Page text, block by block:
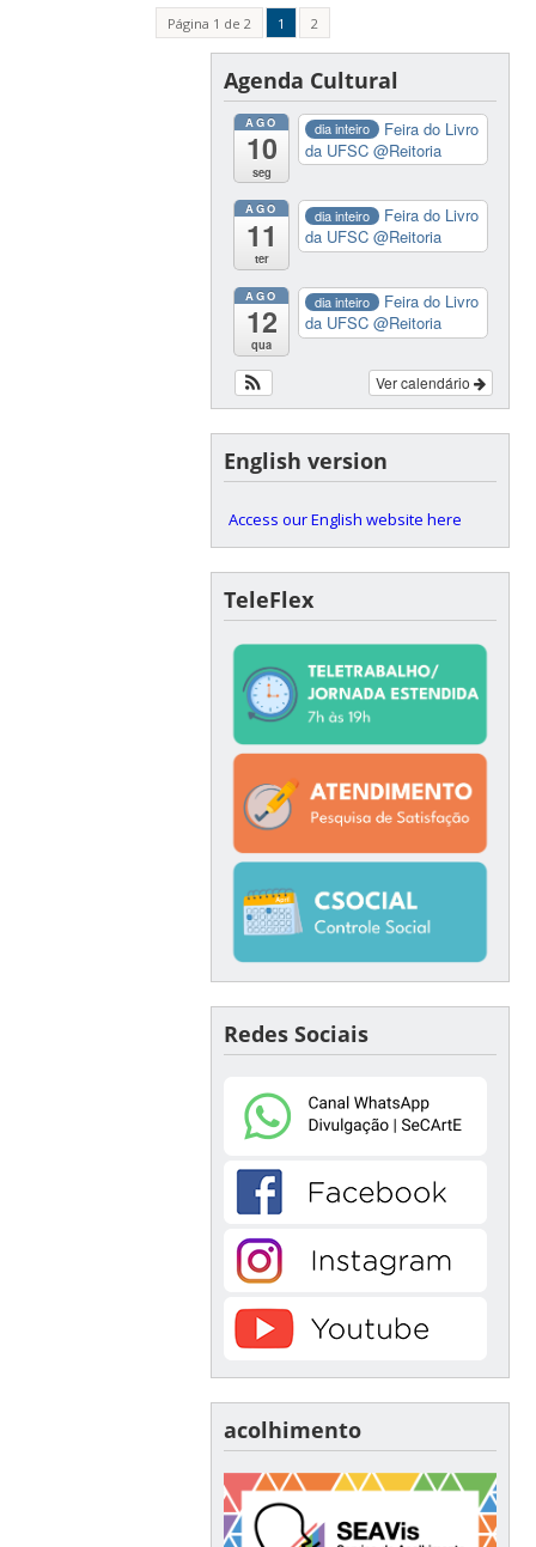
Página 1 de 2 1 2
Agenda Cultural
AGO
10
seg
dia inteiro
Feira do Livro
da UFSC@Reitoria
AGO
11
ter
dia inteiro
Feira do Livro
da UFSC@Reitoria
AGO
12
qua
dia inteiro
Feira do Livro
da UFSC@Reitoria
Ver calendário
English version
Access our English website here
TeleFlex
Redes Sociais
acolhimento